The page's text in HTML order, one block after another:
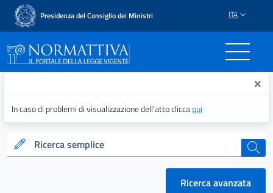
Presidenza del Consiglio dei Ministri ITA
Normattiva - Il portale ×
In caso di problemi di visualizzazione dell’atto cliccaqui
Ricerca semplice cerca
Ricerca avanzata